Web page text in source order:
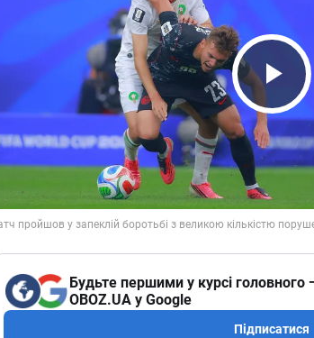
Будьте першими у курсі
OBOZ.UA у Google
Підписатися